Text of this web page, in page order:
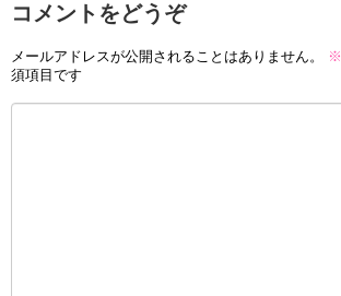
コメントをどうぞ
メールアドレスが公開されることはありません。 ※
須項目です